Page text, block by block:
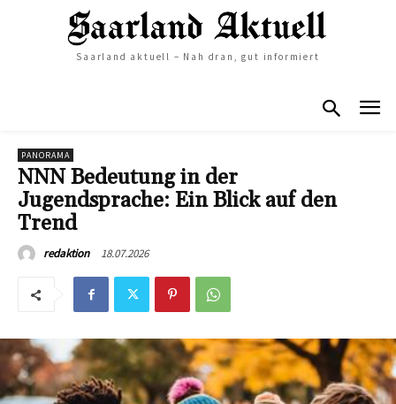
Saarland aktuell – Nah dran, gut informiert
PANORAMA
NNN Bedeutung in der
Jugendsprache: Ein Blick auf den
Trend
redaktion 18.07.2026